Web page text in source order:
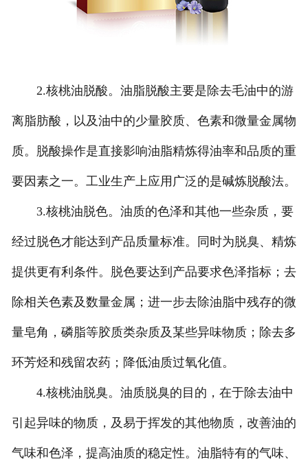
2.核桃油脱酸。油脂脱酸主要是除去毛油中的游
离脂肪酸，以及油中的少量胶质、色素和微量金属物
质。脱酸操作是直接影响油脂精炼得油率和品质的重
要因素之一。工业生产上应用广泛的是碱炼脱酸法。
3.核桃油脱色。油质的色泽和其他一些杂质，要
经过脱色才能达到产品质量标准。同时为脱臭、精炼
提供更有利条件。脱色要达到产品要求色泽指标；去
除相关色素及数量金属；进一步去除油脂中残存的微
量皂角，磷脂等胶质类杂质及某些异味物质；除去多
环芳烃和残留农药；降低油质过氧化值。
4.核桃油脱臭。油质脱臭的目的，在于除去油中
引起异味的物质，及易于挥发的其他物质，改善油的
气味和色泽，提高油质的稳定性。油脂特有的气味、